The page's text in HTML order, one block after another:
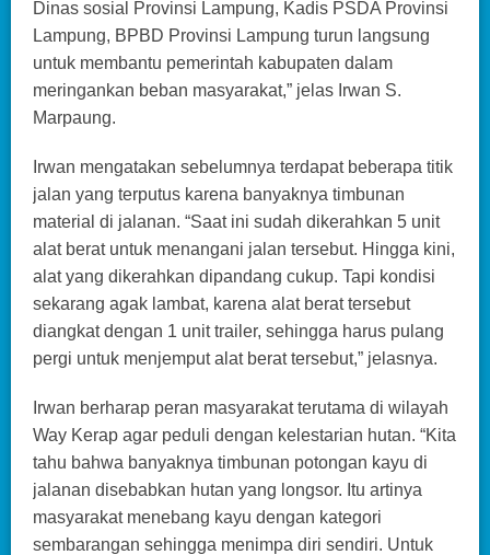
Dinas sosial Provinsi Lampung, Kadis PSDA Provinsi
Lampung, BPBD Provinsi Lampung turun langsung
untuk membantu pemerintah kabupaten dalam
meringankan beban masyarakat,” jelas Irwan S.
Marpaung.
Irwan mengatakan sebelumnya terdapat beberapa titik
jalan yang terputus karena banyaknya timbunan
material di jalanan. “Saat ini sudah dikerahkan 5 unit
alat berat untuk menangani jalan tersebut. Hingga kini,
alat yang dikerahkan dipandang cukup. Tapi kondisi
sekarang agak lambat, karena alat berat tersebut
diangkat dengan 1 unit trailer, sehingga harus pulang
pergi untuk menjemput alat berat tersebut,” jelasnya.
Irwan berharap peran masyarakat terutama di wilayah
Way Kerap agar peduli dengan kelestarian hutan. “Kita
tahu bahwa banyaknya timbunan potongan kayu di
jalanan disebabkan hutan yang longsor. Itu artinya
masyarakat menebang kayu dengan kategori
sembarangan sehingga menimpa diri sendiri. Untuk